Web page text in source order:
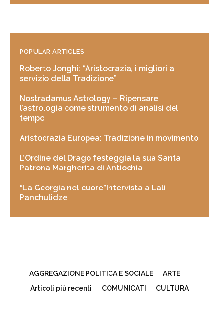
POPULAR ARTICLES
Roberto Jonghi: “Aristocrazia, i migliori a
servizio della Tradizione”
Nostradamus Astrology – Ripensare
l’astrologia come strumento di analisi del
tempo
Aristocrazia Europea: Tradizione in movimento
L’Ordine del Drago festeggia la sua Santa
Patrona Margherita di Antiochia
“La Georgia nel cuore”Intervista a Lali
Panchulidze
AGGREGAZIONE POLITICA E SOCIALE
ARTE
Articoli più recenti
COMUNICATI CULTURA